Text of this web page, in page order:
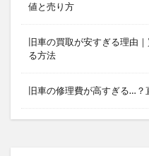
値と売り方
旧車の買取が安すぎる理由
る方法
旧車の修理費が高すぎる…？